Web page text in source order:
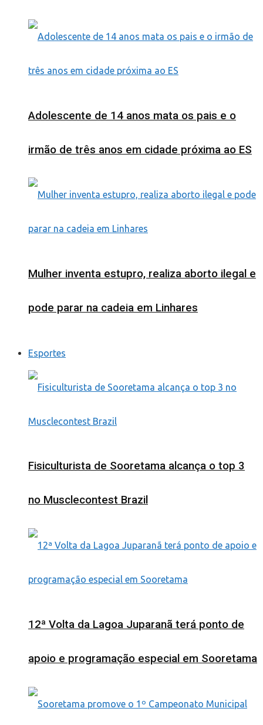
Adolescente de 14 anos mata os pais e o
irmão de três anos em cidade próxima ao ES
Mulher inventa estupro, realiza aborto ilegal e
pode parar na cadeia em Linhares
Esportes
Fisiculturista de Sooretama alcança o top 3
no Musclecontest Brazil
12ª Volta da Lagoa Juparanã terá ponto de
apoio e programação especial em Sooretama